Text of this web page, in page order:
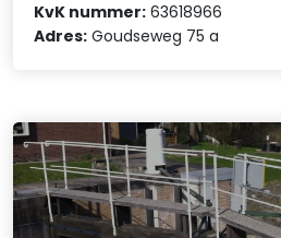
KvK nummer: 63618966
Adres: Goudseweg 75 a